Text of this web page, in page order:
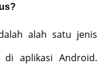
alah satu jenis
aplikasi Android.